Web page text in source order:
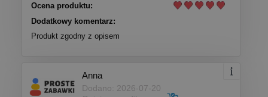
Ocena produktu:
Dodatkowy komentarz:
Produkt zgodny z opisem
Anna
Dodano: 2026-07-20